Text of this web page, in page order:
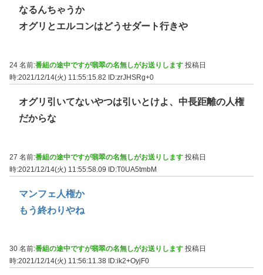
なるんちゃうか
オグリとエルコンはどうせダート行きや
24 名前:番組の途中ですが翡翠の名無しがお送りします 投稿日
時:2021/12/14(火) 11:55:15.82
ID:zrJHSRg+0
オグリ引いてないやつは引いとけよ、中長距離の人権
だからな
27 名前:番組の途中ですが翡翠の名無しがお送りします 投稿日
時:2021/12/14(火) 11:55:58.09 ID:T0UA5tmbM
マンフェ人権か
もう終わりやね
30 名前:番組の途中ですが翡翠の名無しがお送りします 投稿日
時:2021/12/14(火) 11:56:11.38 ID:ik2+OyjF0